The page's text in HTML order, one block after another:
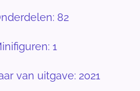
82
1
van uitgave: 2021